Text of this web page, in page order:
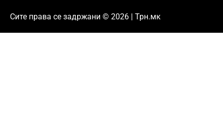
Сите права се задржани © 2026 | Трн.мк